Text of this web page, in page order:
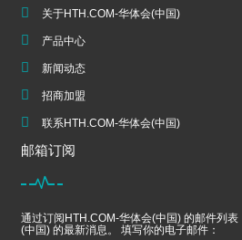
关于HTH.COM-华体会(中国)
产品中心
新闻动态
招商加盟
联系HTH.COM-华体会(中国)
邮箱订阅
通过订阅HTH.COM-华体会(中国) 的邮件列
(中国) 的最新消息。 填写你的电子邮件：